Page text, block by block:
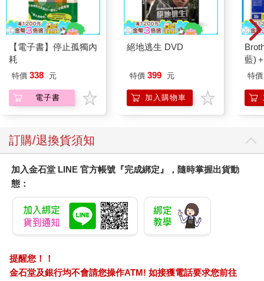
【電子書】停止孤獨內
耗
特價 338 元
電子書
絕地逃生 DVD
特價 399 元
加入購物車
藍)
綠
特價
訂購/退換貨須知
加入金石堂 LINE 官方帳號『完成綁定』，隨時掌握出貨動
態：
提醒您！！
金石堂及銀行均不會請您操作ATM! 如接獲電話要求您前往